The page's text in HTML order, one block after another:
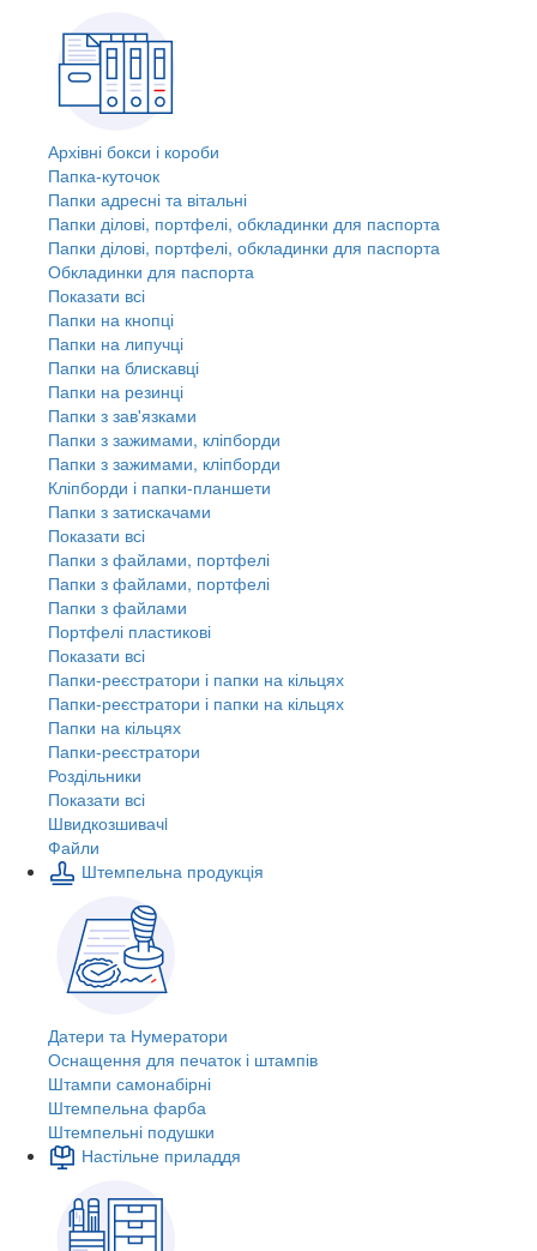
Архівні бокси і короби
Папка-куточок
Папки адресні та вітальні
Папки ділові, портфелі, обкладинки для паспорта
Папки ділові, портфелі, обкладинки для паспорта
Обкладинки для паспорта
Показати всі
Папки на кнопці
Папки на липучці
Папки на блискавці
Папки на резинці
Папки з зав'язками
Папки з зажимами, кліпборди
Папки з зажимами, кліпборди
Кліпборди і папки-планшети
Папки з затискачами
Показати всі
Папки з файлами, портфелі
Папки з файлами, портфелі
Папки з файлами
Портфелі пластикові
Показати всі
Папки-реєстратори і папки на кільцях
Папки-реєстратори і папки на кільцях
Папки на кільцях
Папки-реєстратори
Роздільники
Показати всі
Швидкозшивачi
Файли
Штемпельна продукція
Датери та Нумератори
Оснащення для печаток і штампів
Штампи самонабірні
Штемпельна фарба
Штемпельні подушки
Настільне приладдя